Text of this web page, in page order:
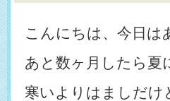
こんにちは、今日は
あと数ヶ月したら夏
寒いよりはましだけ